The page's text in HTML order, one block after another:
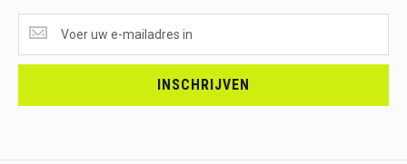
ONTVANGEN?
<br>SCHRIJF
INSCHRIJVEN